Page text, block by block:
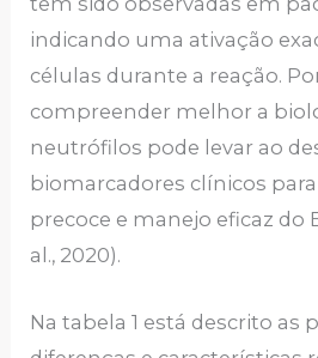
indicando uma ativação
células durante a reação.
compreender melhor a
neutrófilos pode levar ao
biomarcadores clínicos
precoce e manejo eficaz do
al., 2020).
Na tabela 1 está descrito as